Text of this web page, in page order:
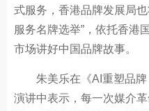
式服务，香港品牌发展局也
服务名牌选举”，依托香港
市场讲好中国品牌故事。
朱美乐在《AI重塑品牌
演讲中表示，每一次媒介